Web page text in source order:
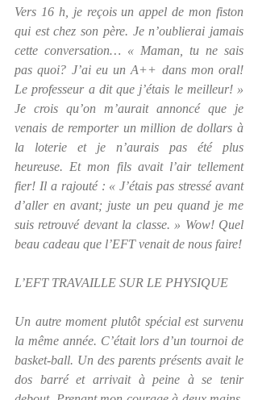
Vers 16 h, je reçois un appel de mon fiston
qui est chez son père. Je n’oublierai jamais
cette conversation… « Maman, tu ne sais
pas quoi? J’ai eu un A++ dans mon oral!
Le professeur a dit que j’étais le meilleur! »
Je crois qu’on m’aurait annoncé que je
venais de remporter un million de dollars à
la loterie et je n’aurais pas été plus
heureuse. Et mon fils avait l’air tellement
fier! Il a rajouté : « J’étais pas stressé avant
d’aller en avant; juste un peu quand je me
suis retrouvé devant la classe. » Wow! Quel
beau cadeau que l’EFT venait de nous faire!
L’EFT TRAVAILLE SUR LE PHYSIQUE
Un autre moment plutôt spécial est survenu
la même année. C’était lors d’un tournoi de
basket-ball. Un des parents présents avait le
dos barré et arrivait à peine à se tenir